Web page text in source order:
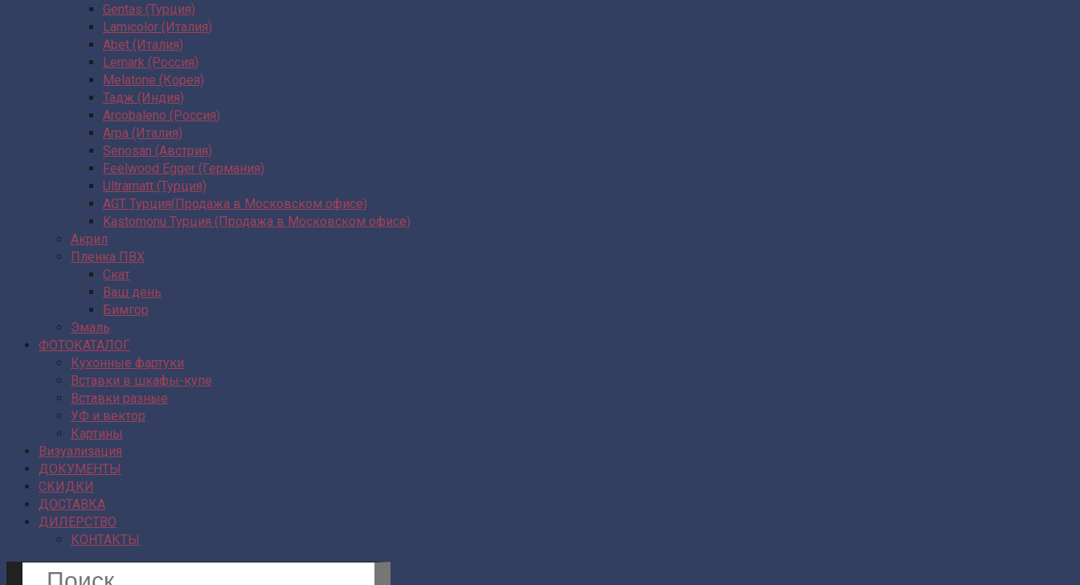
Gentas (Турция)
Lamicolor (Италия)
Abet (Италия)
Lemark (Россия)
Melatone (Корея)
Тадж (Индия)
Arcobaleno (Россия)
Arpa (Италия)
Senosan (Австрия)
Feelwood Egger (Германия)
Ultramatt (Турция)
AGT Турция(Продажа в Московском офисе)
Kastomonu Турция (Продажа в Московском офисе)
Акрил
Пленка ПВХ
Скат
Ваш день
Бимгор
Эмаль
ФОТОКАТАЛОГ
Кухонные фартуки
Вставки в шкафы-купе
Вставки разные
УФ и вектор
Картины
Визуализация
ДОКУМЕНТЫ
СКИДКИ
ДОСТАВКА
ДИЛЕРСТВО
КОНТАКТЫ